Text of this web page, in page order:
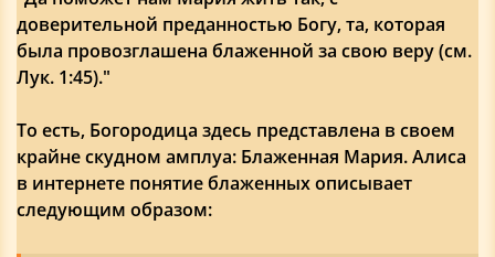
доверительной преданностью Богу, та, которая
была провозглашена блаженной за свою веру (см.
Лук. 1:45)."
То есть, Богородица здесь представлена в своем
крайне скудном амплуа: Блаженная Мария. Алиса
в интернете понятие блаженных описывает
следующим образом: